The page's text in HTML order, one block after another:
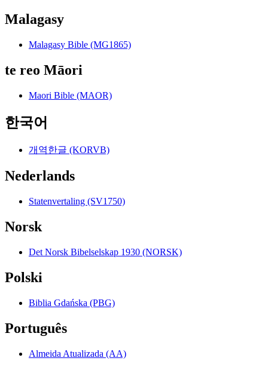
Malagasy
Malagasy Bible (MG1865)
te reo Māori
Maori Bible (MAOR)
한국어
개역한글 (KORVB)
Nederlands
Statenvertaling (SV1750)
Norsk
Det Norsk Bibelselskap 1930 (NORSK)
Polski
Biblia Gdańska (PBG)
Português
Almeida Atualizada (AA)